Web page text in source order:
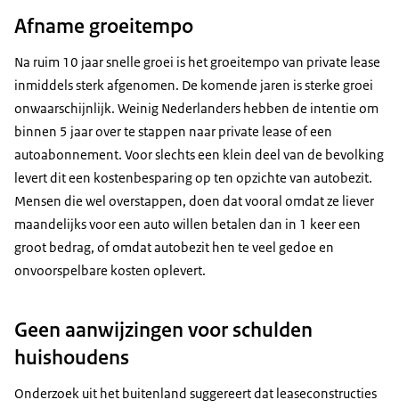
Afname groeitempo
Na ruim 10 jaar snelle groei is het groeitempo van private lease
inmiddels sterk afgenomen. De komende jaren is sterke groei
onwaarschijnlijk. Weinig Nederlanders hebben de intentie om
binnen 5 jaar over te stappen naar private lease of een
autoabonnement. Voor slechts een klein deel van de bevolking
levert dit een kostenbesparing op ten opzichte van autobezit.
Mensen die wel overstappen, doen dat vooral omdat ze liever
maandelijks voor een auto willen betalen dan in 1 keer een
groot bedrag, of omdat autobezit hen te veel gedoe en
onvoorspelbare kosten oplevert.
Geen aanwijzingen voor schulden
huishoudens
Onderzoek uit het buitenland suggereert dat leaseconstructies